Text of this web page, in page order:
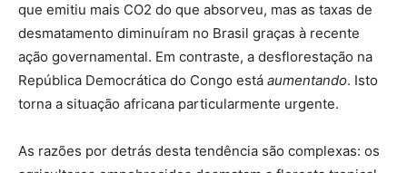
que emitiu mais CO2 do que absorveu, mas as taxas de
desmatamento diminuíram no Brasil graças à recente
ação governamental. Em contraste, a desflorestação na
República Democrática do Congo está aumentando. Isto
torna a situação africana particularmente urgente.
As razões por detrás desta tendência são complexas: os